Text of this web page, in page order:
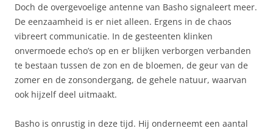
Doch de overgevoelige antenne van Basho signaleert meer.
De eenzaamheid is er niet alleen. Ergens in de chaos
vibreert communicatie. In de gesteenten klinken
onvermoede echo’s op en er blijken verborgen verbanden
te bestaan tussen de zon en de bloemen, de geur van de
zomer en de zonsondergang, de gehele natuur, waarvan
ook hijzelf deel uitmaakt.
Basho is onrustig in deze tijd. Hij onderneemt een aantal